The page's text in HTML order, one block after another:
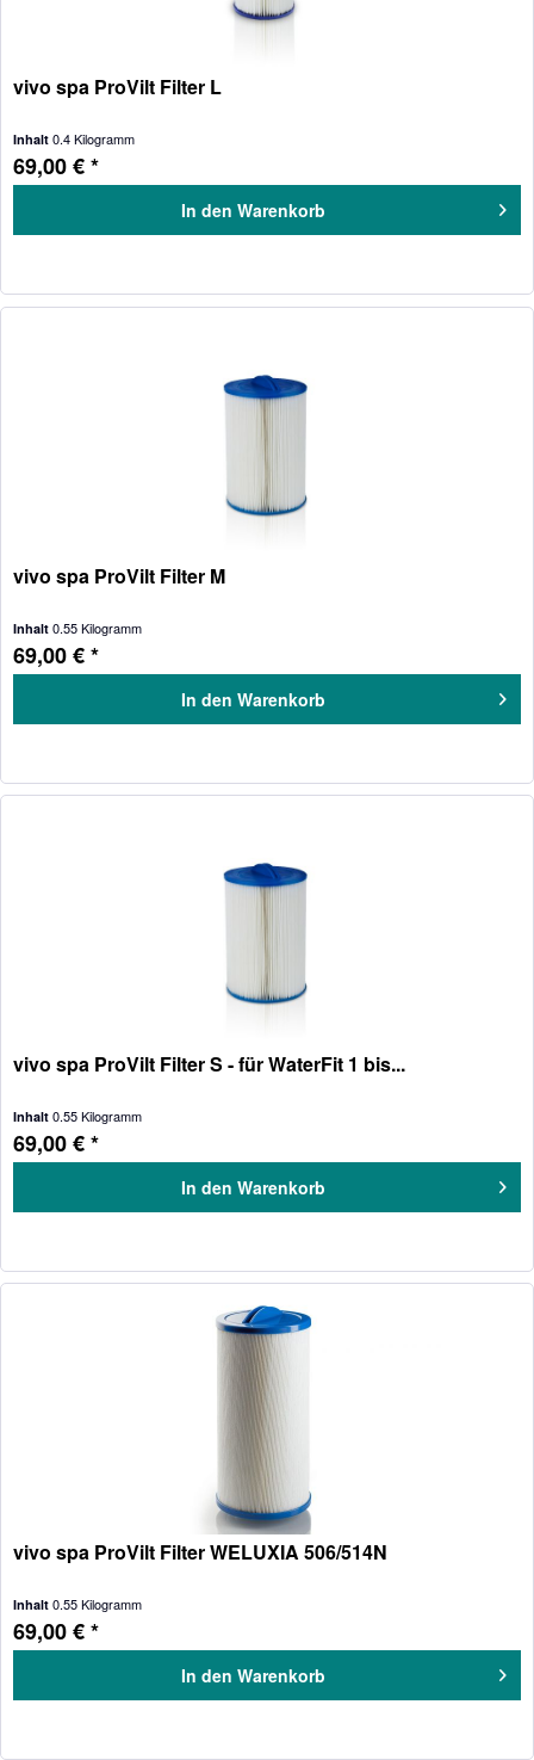
vivo spa ProVilt Filter L
Inhalt0.4 Kilogramm
69,00 € *
In den Warenkorb
vivo spa ProVilt Filter M
Inhalt0.55 Kilogramm
69,00 € *
In den Warenkorb
vivo spa ProVilt Filter S - für WaterFit 1 bis...
Inhalt0.55 Kilogramm
69,00 € *
In den Warenkorb
vivo spa ProVilt Filter WELUXIA 506/514N
Inhalt0.55 Kilogramm
69,00 € *
In den Warenkorb